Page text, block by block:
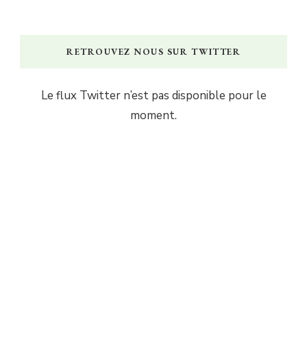
RETROUVEZ NOUS SUR TWITTER
Le flux Twitter n’est pas disponible pour le
moment.